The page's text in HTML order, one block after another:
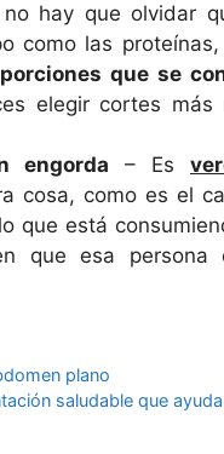
hay que olvidar
como las
porciones que se
elegir cortes
engorda – Es
cosa, como es el
que está
que esa persona
plano
saludable que